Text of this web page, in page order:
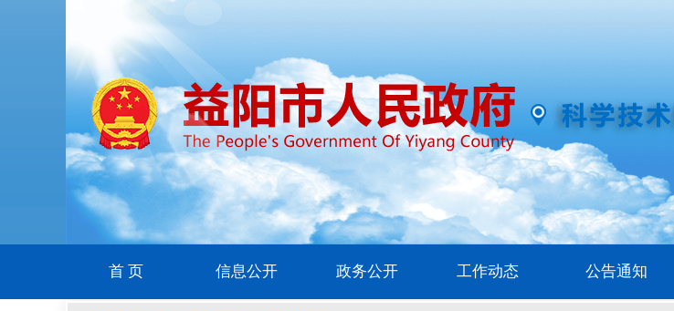
首 页 信息公开 政务公开 工作动态 公告通知